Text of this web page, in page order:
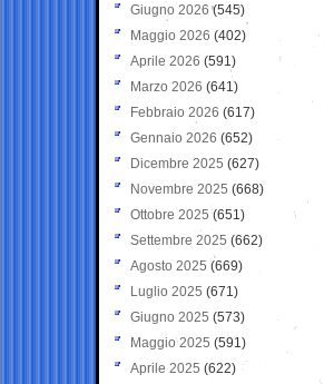
Giugno 2026 (545)
Maggio 2026 (402)
Aprile 2026 (591)
Marzo 2026 (641)
Febbraio 2026 (617)
Gennaio 2026 (652)
Dicembre 2025 (627)
Novembre 2025 (668)
Ottobre 2025 (651)
Settembre 2025 (662)
Agosto 2025 (669)
Luglio 2025 (671)
Giugno 2025 (573)
Maggio 2025 (591)
Aprile 2025 (622)